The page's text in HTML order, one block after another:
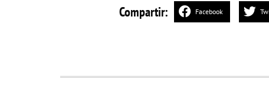
Compartir: Facebook